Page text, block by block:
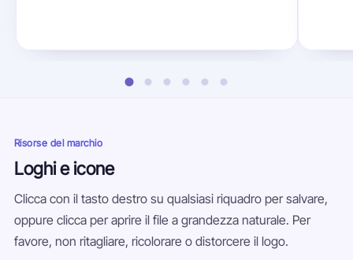
Risorse del marchio
Loghi e icone
Clicca con il tasto destro su qualsiasi riquadro per salvare,
oppure clicca per aprire il file a grandezza naturale. Per
favore, non ritagliare, ricolorare o distorcere il logo.